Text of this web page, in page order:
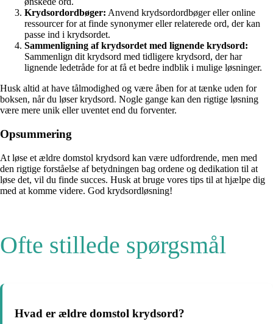
Krydsordordbøger: Anvend krydsordordbøger eller online
ressourcer for at finde synonymer eller relaterede ord, der kan
passe ind i krydsordet.
Sammenligning af krydsordet med lignende krydsord:
Sammenlign dit krydsord med tidligere krydsord, der har
lignende ledetråde for at få et bedre indblik i mulige løsninger.
Husk altid at have tålmodighed og være åben for at tænke uden for
boksen, når du løser krydsord. Nogle gange kan den rigtige løsning
være mere unik eller uventet end du forventer.
Opsummering
At løse et ældre domstol krydsord kan være udfordrende, men med
den rigtige forståelse af betydningen bag ordene og dedikation til at
løse det, vil du finde succes. Husk at bruge vores tips til at hjælpe dig
med at komme videre. God krydsordløsning!
Ofte stillede spørgsmål
Hvad er ældre domstol krydsord?